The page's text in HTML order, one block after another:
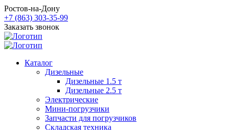
Ростов-на-Дону
+7 (863) 303-35-99
Заказать звонок
Каталог
Дизельные
Дизельные 1.5 т
Дизельные 2.5 т
Электрические
Мини-погрузчики
Запчасти для погрузчиков
Складская техника